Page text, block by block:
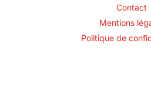
Contact
Mentions
Politique de